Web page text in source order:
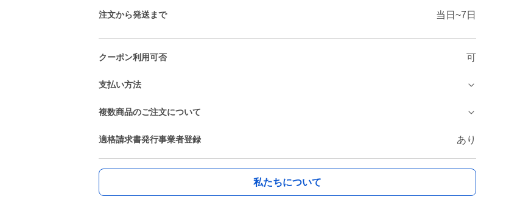
注文から発送まで 当日~7日
クーポン利用可否 可
支払い方法
複数商品のご注文について
適格請求書発行事業者登録 あり
私たちについて